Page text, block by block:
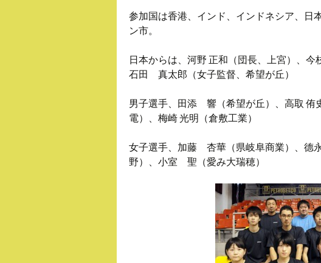
参加国は香港、インド、インドネシア、日
ン市。
日本からは、河野 正和（団長、上宮）、
石田 真太郎（女子監督、希望が丘）
男子選手、田添 響（希望が丘）、高取 侑
電）、梅崎 光明（倉敷工業）
女子選手、加藤 杏華（県岐阜商業）、德
野）、小室 聖（愛み大瑞穂）